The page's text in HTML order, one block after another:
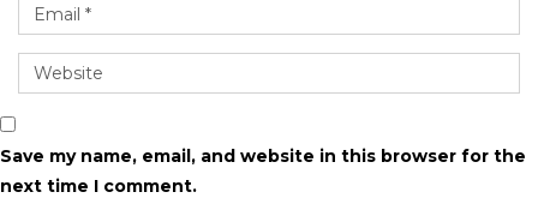
Save my name, email, and website in this browser for the
next time I comment.